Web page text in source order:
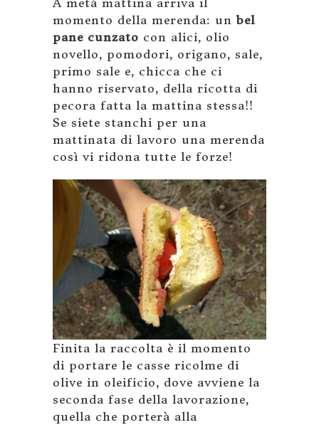
A metà mattina arriva il
momento della merenda: unbel
pane cunzato con alici, olio
novello, pomodori, origano, sale,
primo sale e, chicca che ci
hanno riservato, della ricotta di
pecora fatta la mattina stessa!!
Se siete stanchi per una
mattinata di lavoro una merenda
così vi ridona tutte le forze!
Finita la raccolta è il momento
di portare le casse ricolme di
olive in oleificio, dove avviene la
seconda fase della lavorazione,
quella che porterà alla